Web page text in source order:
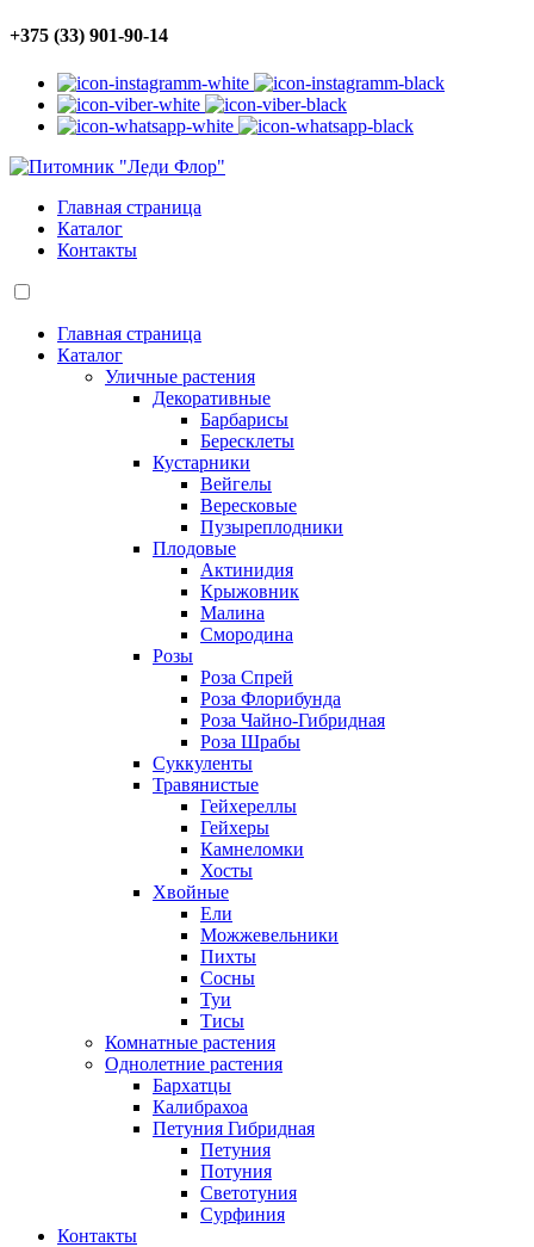
+375 (33) 901-90-14
Главная страница
Каталог
Контакты
Главная страница
Каталог
Уличные растения
Декоративные
Барбарисы
Бересклеты
Кустарники
Вейгелы
Вересковые
Пузыреплодники
Плодовые
Актинидия
Крыжовник
Малина
Смородина
Розы
Роза Спрей
Роза Флорибунда
Роза Чайно-Гибридная
Роза Шрабы
Суккуленты
Травянистые
Гейхереллы
Гейхеры
Камнеломки
Хосты
Хвойные
Ели
Можжевельники
Пихты
Сосны
Туи
Тисы
Комнатные растения
Однолетние растения
Бархатцы
Калибрахоа
Петуния Гибридная
Петуния
Потуния
Светотуния
Сурфиния
Контакты